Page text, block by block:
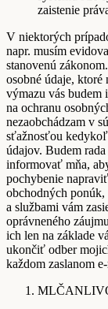
zaistenie
V niektorých
napr. musím
stanovenú
osobné údaje,
výmazu vás
na ochranu
nezaobchádzam v
sťažnosťou
údajov. Budem
informovať mňa,
pochybenie
obchodných
a službami vám
oprávneného
ich len na základe
ukončiť odber
každom zaslanom